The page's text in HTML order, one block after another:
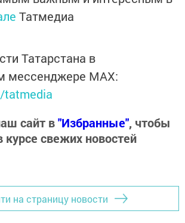
Татмедиа
Татарстана в
мессенджере MАХ:
tatmedia
сайт в"Избранные", чтобы
курсе свежих новостей
на страницу новости